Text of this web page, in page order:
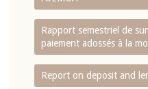
Rapport semestriel de
paiement adossés à la
Report on deposit and